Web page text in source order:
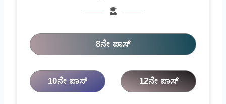
8ನೇ ಪಾಸ್
10ನೇ ಪಾಸ್ 12ನೇ ಪಾಸ್